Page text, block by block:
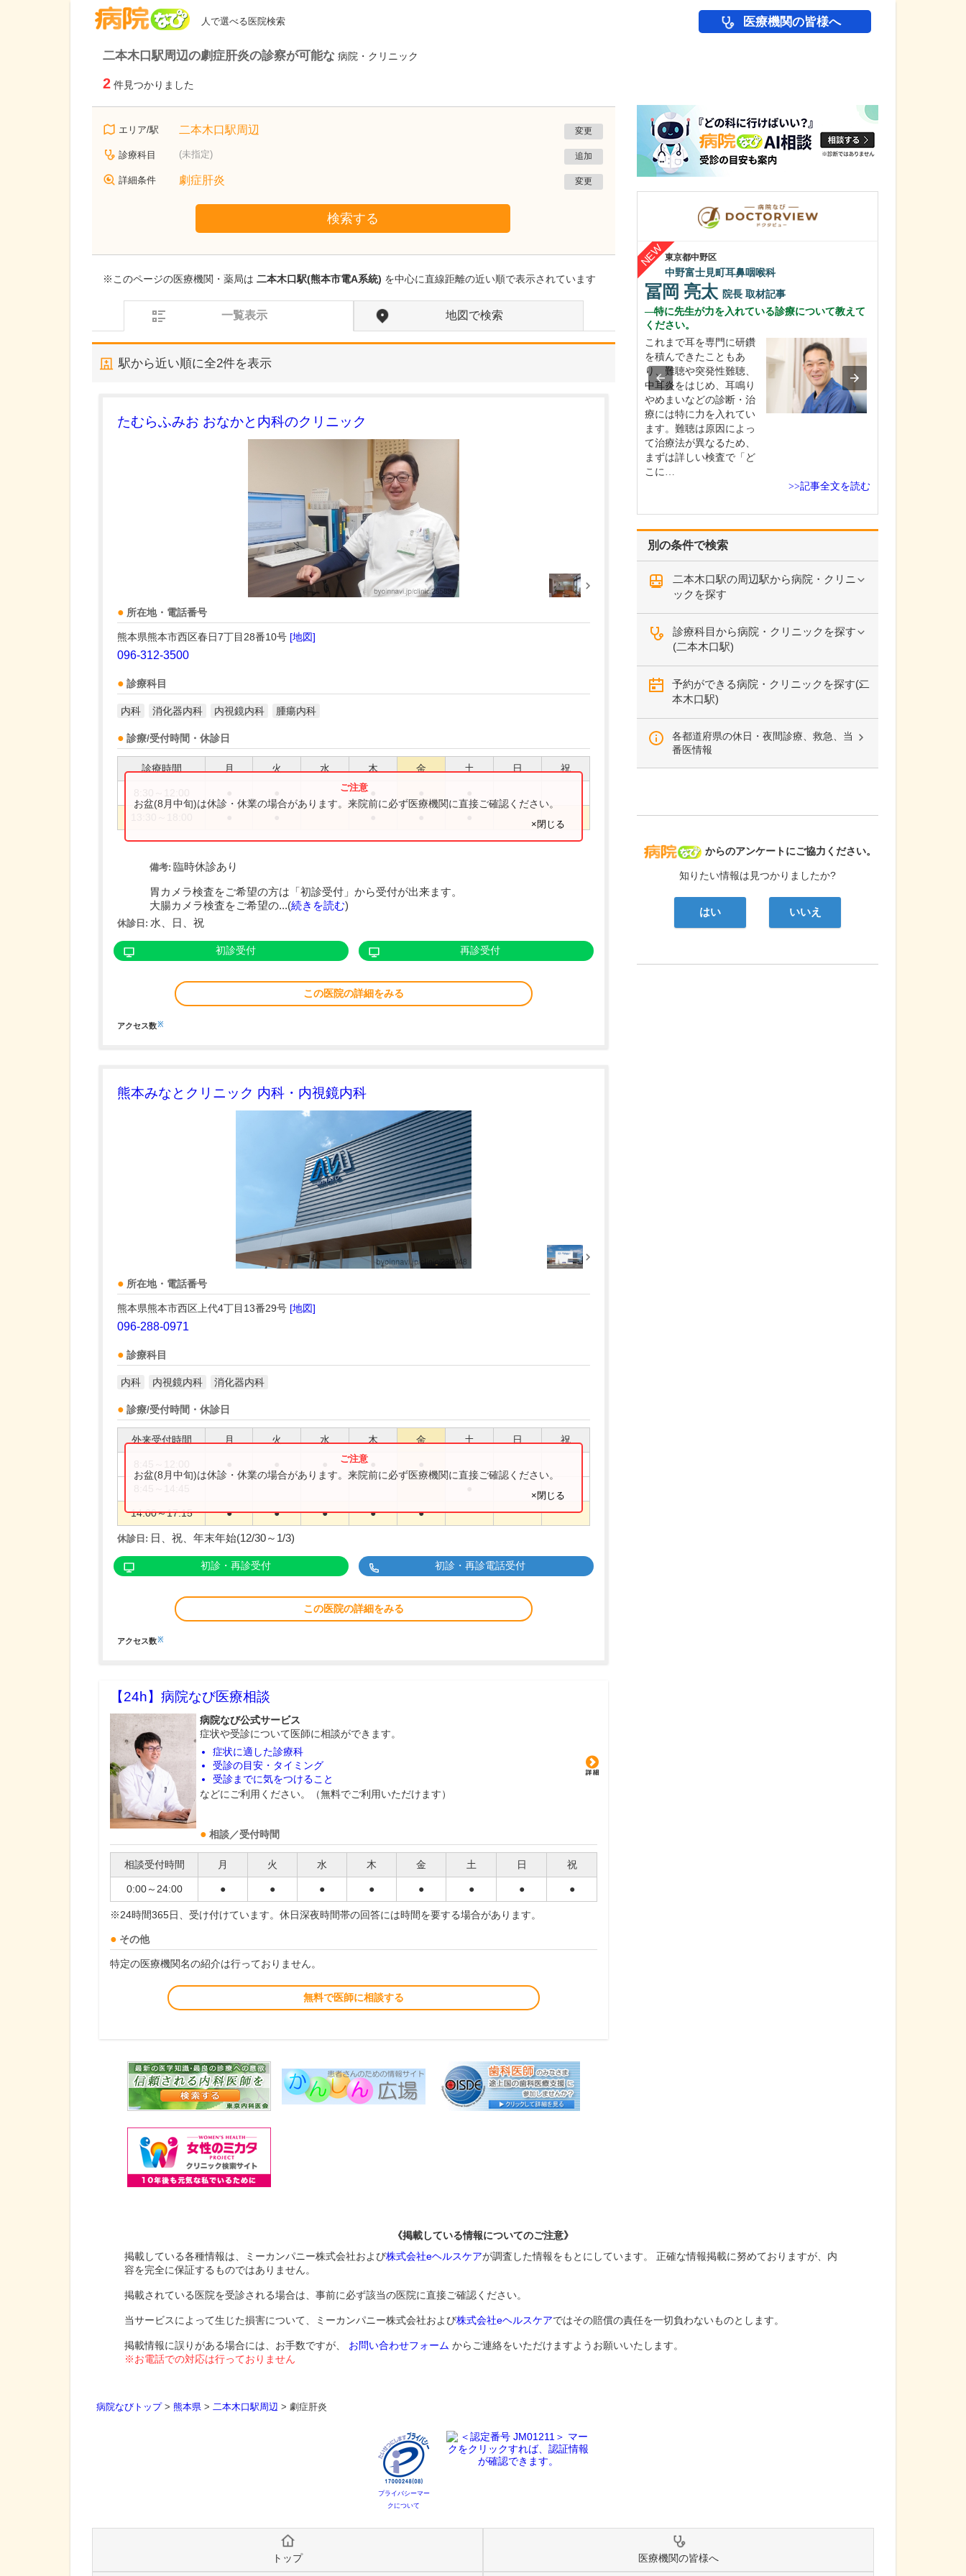
人で選べる医院検索 医療機関の皆様へ
二本木口駅周辺の劇症肝炎の診察が可能な 病院・クリニック
2 件見つかりました
エリア/駅 二本木口駅周辺 変更
診療科目 (未指定) 追加
詳細条件 劇症肝炎 変更
検索する
※このページの医療機関・薬局は 二本木口駅(熊本市電A系統) を中心に直線距離の近い順で表示されています
一覧表示 地図で検索
駅から近い順に全2件を表示
たむらふみお おなかと内科のクリニック
所在地・電話番号
熊本県熊本市西区春日7丁目28番10号 [地図]
096-312-3500
診療科目
内科 消化器内科 内視鏡内科 腫瘍内科
診療/受付時間・休診日
診療時間 月 火 水 木 金 土 日 祝
お盆(8月中旬)は休診・休業の場合があります。来院前に必ず医療機関に直接ご確認ください。
×閉じる
備考: 臨時休診あり
胃カメラ検査をご希望の方は「初診受付」から受付が出来ます。
大腸カメラ検査をご希望の...(続きを読む)
休診日: 水、日、祝
初診受付 再診受付
この医院の詳細をみる
アクセス数※
熊本みなとクリニック 内科・内視鏡内科
所在地・電話番号
熊本県熊本市西区上代4丁目13番29号 [地図]
096-288-0971
診療科目
内科 内視鏡内科 消化器内科
診療/受付時間・休診日
外来受付時間 月 火 水 木 金 土 日 祝
14:00～17:15 ● ● ● ● ●
お盆(8月中旬)は休診・休業の場合があります。来院前に必ず医療機関に直接ご確認ください。
×閉じる
休診日: 日、祝、年末年始(12/30～1/3)
初診・再診受付 初診・再診電話受付
この医院の詳細をみる
アクセス数※
【24h】 病院なび医療相談
病院なび公式サービス
症状や受診について医師に相談ができます。
症状に適した診療科
受診の目安・タイミング
受診までに気をつけること
などにご利用ください。（無料でご利用いただけます）
相談／受付時間
相談受付時間 月 火 水 木 金 土 日 祝
0:00～24:00 ● ● ● ● ● ● ● ●
※24時間365日、受け付けています。休日深夜時間帯の回答には時間を要する場合があります。
その他
特定の医療機関名の紹介は行っておりません。
無料で医師に相談する
別の条件で検索
二本木口駅の周辺駅から病院・クリニ
ックを探す
診療科目から病院・クリニックを探す
(二本木口駅)
予約ができる病院・クリニックを探す(二
本木口駅)
各都道府県の休日・夜間診療、救急、当
番医情報
病院なび
からのアンケートにご協力ください。
知りたい情報は見つかりましたか?
はい いいえ
熊本県熊本市南区
たかしお内科ハートクリニック
大学病院で要職を担ってきた先生が開業を決め
たのにはどのような理由があったのでしょうか?
心不全という病気は発症
ます。大学病院で後進の
育成に取り組みつつ、高
度…
東京都中野区
中野富士見町耳鼻咽喉科
冨岡 亮太 院長 取材記事
特に先生が力を入れている診療について教えて
ください。
これまで耳を専門に研鑽
を積んできたこともあ
り、難聴や突発性難聴、
中耳炎をはじめ、耳鳴り
やめまいなどの診断・治
療には特に力を入れてい
ます。難聴は原因によっ
て治療法が異なるため、
まずは詳しい検査で「ど
こに…
>>記事全文を読む
《掲載している情報についてのご注意》
掲載している各種情報は、ミーカンパニー株式会社および株式会社eヘルスケアが調査した情報をもとにしています。 正確な情報掲載に努めておりますが、内
容を完全に保証するものではありません。
掲載されている医院を受診される場合は、事前に必ず該当の医院に直接ご確認ください。
当サービスによって生じた損害について、ミーカンパニー株式会社および株式会社eヘルスケアではその賠償の責任を一切負わないものとします。
掲載情報に誤りがある場合には、お手数ですが、 お問い合わせフォーム からご連絡をいただけますようお願いいたします。
※お電話での対応は行っておりません
病院なびトップ> 熊本県 > 二本木口駅周辺 > 劇症肝炎
プライバシーマー
クについて
トップ 医療機関の皆様へ